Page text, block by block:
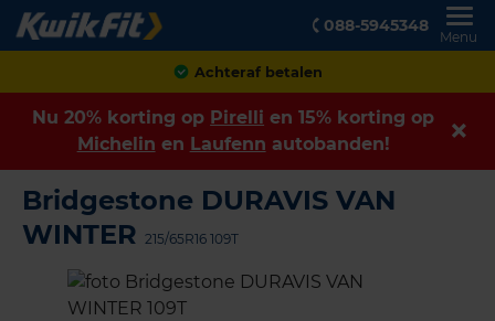
088-5945348
Menu
Achteraf betalen
Nu 20% korting op Pirelli en 15% korting op
Michelin en Laufenn autobanden!
Bridgestone DURAVIS VAN
WINTER 215/65R16 109T